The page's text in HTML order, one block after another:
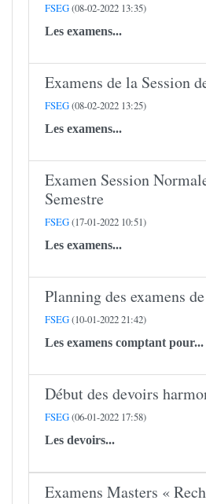
FSEG(08-02-2022 13:35)
Les examens...
Examens de la Session
FSEG(08-02-2022 13:25)
Les examens...
Examen Session
Semestre
FSEG(17-01-2022 10:51)
Les examens...
Planning des examens
FSEG(10-01-2022 21:42)
Les examens comptant pour...
Début des devoirs
FSEG(06-01-2022 17:58)
Les devoirs...
Examens Masters «